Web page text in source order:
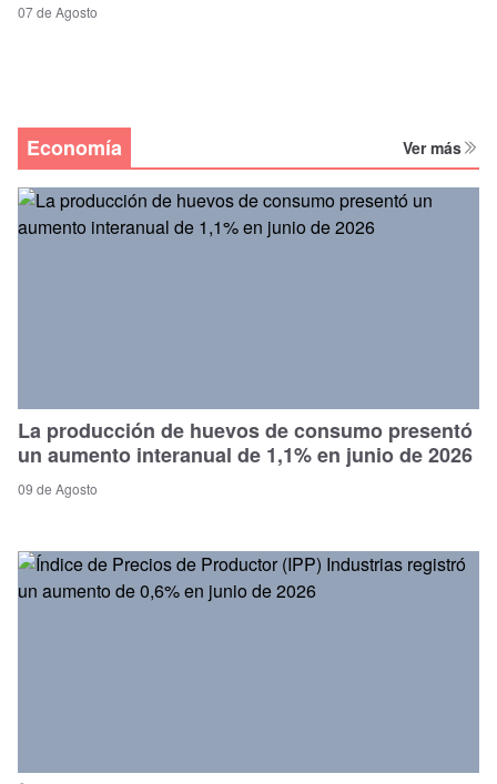
07 de Agosto
Economía Ver más
La producción de huevos de consumo presentó
un aumento interanual de 1,1% en junio de 2026
09 de Agosto